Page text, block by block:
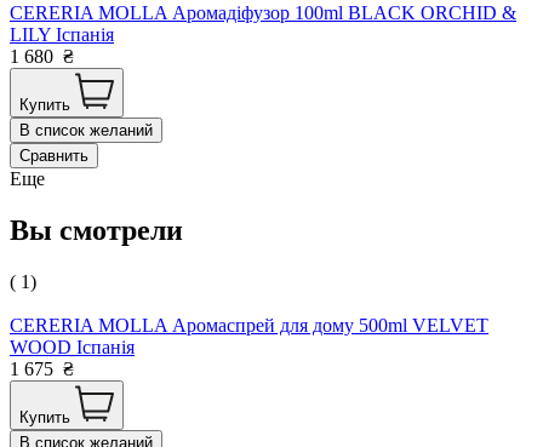
CERERIA MOLLA Аромадіфузор 100ml BLACK ORCHID &
LILY Іспанія
1 680 ₴
Купить
В список желаний
Сравнить
Еще
Вы смотрели
( 1)
CERERIA MOLLA Аромаспрей для дому 500ml VELVET
WOOD Іспанія
1 675 ₴
Купить
В список желаний